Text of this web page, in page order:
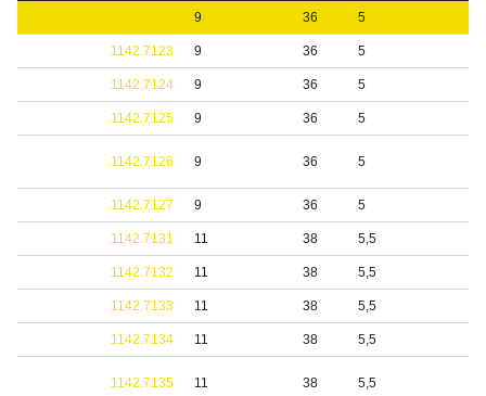
9 36 5
1142.7123 9 36 5
1142.7124 9 36 5
1142.7125 9 36 5
1142.7126 9 36 5
1142.7127 9 36 5
1142.7131 11 38 5,5
1142.7132 11 38 5,5
1142.7133 11 38 5,5
1142.7134 11 38 5,5
1142.7135 11 38 5,5